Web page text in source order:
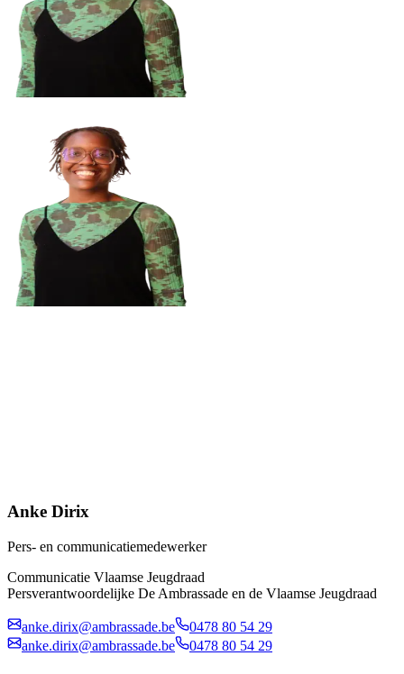
Anke Dirix
Pers- en communicatiemedewerker
Communicatie Vlaamse Jeugdraad
Persverantwoordelijke De Ambrassade en de Vlaamse Jeugdraad
anke.dirix@ambrassade.be
0478 80 54 29
anke.dirix@ambrassade.be
0478 80 54 29